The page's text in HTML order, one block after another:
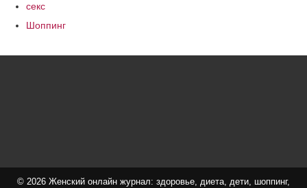
секс
Шоппинг
© 2026 Женский онлайн журнал: здоровье, диета, дети, шоппинг,